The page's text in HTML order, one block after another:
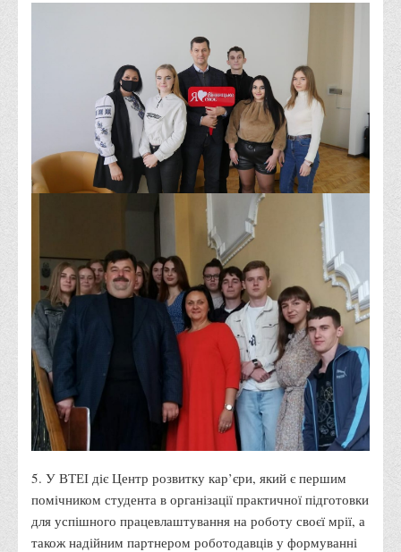
Психологічного сприяння
Музей грошей
Довідник студента
Реквізити для оплати
Права та обов'язки студентів
Інформація про гуртожитки
Положення про переведення здобувачів вищої освіти на
вакантні місця державного замовлення
Положення про старосту академічної групи
Положення про оцінювання результатів навчання
здобувачів вищої освіти
Положення "Про правила призначення академічних
стипендій"
Порядок розрахунків за договорами
Положення про порядок розрахунків за договорами про
навчання(підготовку) громадян України
Порядок надання освітніх платних послуг
5. У ВТЕІ діє Центр розвитку кар’єри, який є першим
помічником студента в організації практичної підготовки
для успішного працевлаштування на роботу своєї мрії, а
також надійним партнером роботодавців у формуванні